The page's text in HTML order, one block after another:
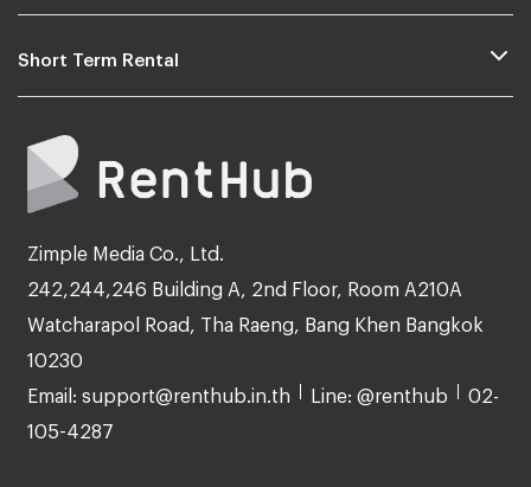
Short Term Rental
Zimple Media Co., Ltd.
242,244,246 Building A, 2nd Floor, Room A210A
Watcharapol Road, Tha Raeng, Bang Khen Bangkok
10230
Email: support@renthub.in.th Line: @renthub 02-
105-4287